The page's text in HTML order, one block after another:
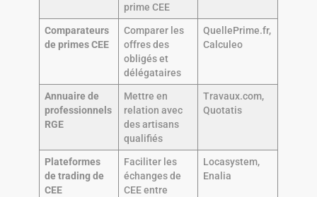
prime CEE
Comparateurs
de primes CEE
Comparer les
offres des
obligés et
délégataires
QuellePrime.fr,
Calculeo
Annuaire de
professionnels
RGE
Mettre en
relation avec
des artisans
qualifiés
Travaux.com,
Quotatis
Plateformes
de trading de
CEE
Faciliter les
échanges de
CEE entre
Locasystem,
Enalia